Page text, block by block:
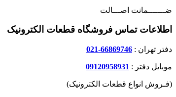
ضـــــــمانت اصـــالت
اطلاعات تماس فروشگاه قطعات الکترونیک
دفتر تهران : 66869746-021
موبایل دفتر : 09120958931
(فـروش انواع قطعات الکترونیک)